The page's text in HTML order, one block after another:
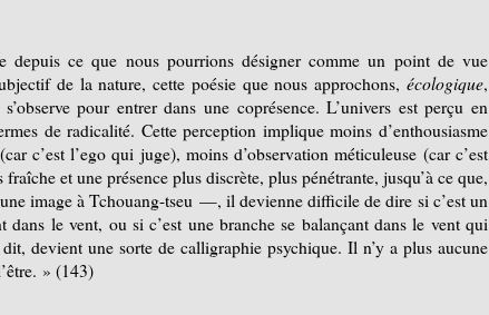
ce que nous pourrions désigner comme un point de vue
de la nature, cette poésie que nous approchons, écologique,
pour entrer dans une coprésence. L’univers est perçu en
de radicalité. Cette perception implique moins d’enthousiasme
c’est l’ego qui juge), moins d’observation méticuleuse (car c’est
et une présence plus discrète, plus pénétrante, jusqu’à ce que,
image à Tchouang-tseu —, il devienne difficile de dire si c’est un
le vent, ou si c’est une branche se balançant dans le vent qui
devient une sorte de calligraphie psychique. Il n’y a plus aucune
» (143)